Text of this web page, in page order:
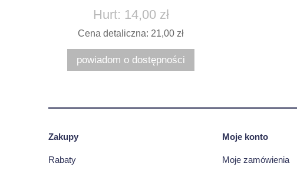
Hurt: 14,00 zł
Cena detaliczna: 21,00 zł
powiadom o dostępności
Zakupy
Rabaty
Moje konto
Moje zamówienia